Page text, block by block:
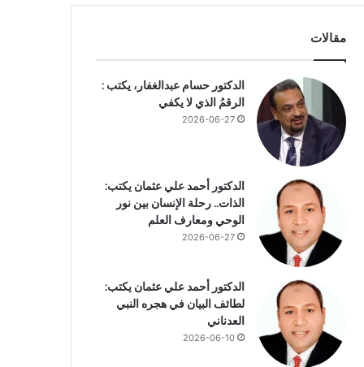
مقالات
الدكتور حسام عبدالغفار، يكتب :
الرقمُ الذي لا يكفي
2026-06-27
الدكتور أحمد علي عثمان يكتب:
الذات.. رحلة الإنسان بين نور
الوحي ومعارف العلم
2026-06-27
الدكتور أحمد علي عثمان يكتب:
لطائف البيان في هجره النبي
العدناني
2026-06-10